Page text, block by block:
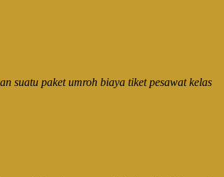
suatu paket umroh biaya tiket pesawat kelas